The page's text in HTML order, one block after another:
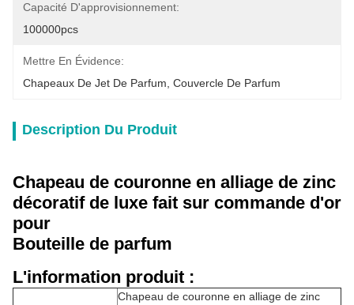
Capacité D'approvisionnement:
100000pcs
Mettre En Évidence:
Chapeaux De Jet De Parfum Couvercle De Parfum
Description Du Produit
Chapeau de couronne en alliage de zinc
décoratif de luxe fait sur commande d'or
pour
Bouteille de parfum
L'information produit :
Chapeau de couronne en alliage de zinc